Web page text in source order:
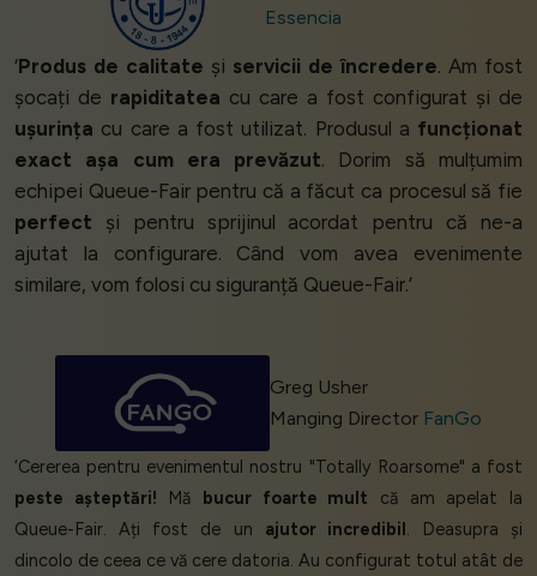
Essencia
‘Produs de calitate și servicii de încredere. Am fost
șocați de rapiditatea cu care a fost configurat și de
ușurința cu care a fost utilizat. Produsul a funcționat
exact așa cum era prevăzut. Dorim să mulțumim
echipei Queue-Fair pentru că a făcut ca procesul să fie
perfect și pentru sprijinul acordat pentru că ne-a
ajutat la configurare. Când vom avea evenimente
similare, vom folosi cu siguranță Queue-Fair.’
Greg Usher
Manging Director FanGo
‘Cererea pentru evenimentul nostru "Totally Roarsome" a fost
peste așteptări! Mă bucur foarte mult că am apelat la
Queue-Fair. Ați fost de un ajutor incredibil. Deasupra și
dincolo de ceea ce vă cere datoria. Au configurat totul atât de